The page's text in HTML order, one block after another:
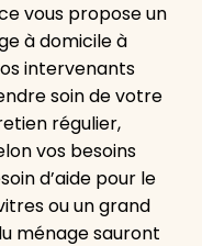
vous propose un
à domicile à
intervenants
soin de votre
régulier,
vos besoins
d’aide pour le
ou un grand
ménage sauront